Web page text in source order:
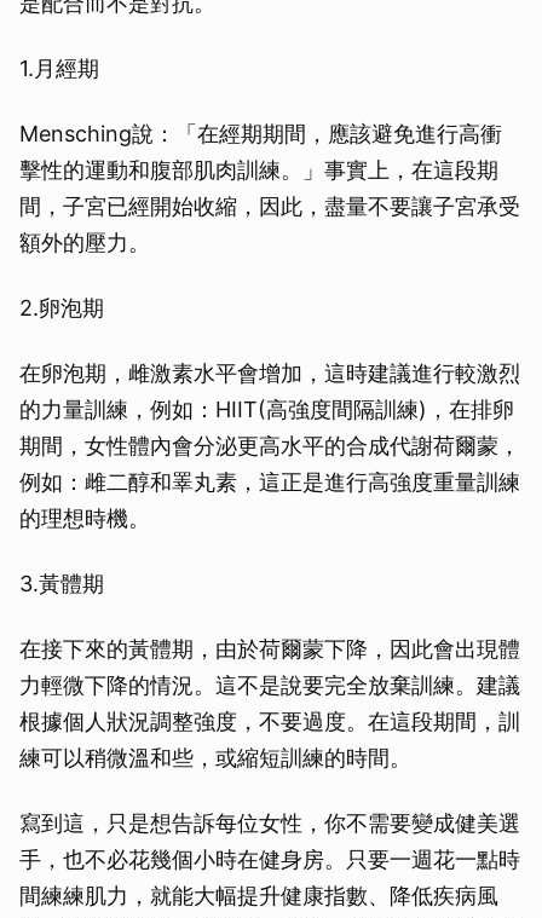
1.月經期
Mensching說：「在經期期間，應該避免進行高衝
擊性的運動和腹部肌肉訓練。」事實上，在這段期
間，子宮已經開始收縮，因此，盡量不要讓子宮承受
額外的壓力。
2.卵泡期
在卵泡期，雌激素水平會增加，這時建議進行較激烈
的力量訓練，例如：HIIT(高強度間隔訓練)，在排卵
期間，女性體內會分泌更高水平的合成代謝荷爾蒙，
例如：雌二醇和睪丸素，這正是進行高強度重量訓練
的理想時機。
3.黃體期
在接下來的黃體期，由於荷爾蒙下降，因此會出現體
力輕微下降的情況。這不是說要完全放棄訓練。建議
根據個人狀況調整強度，不要過度。在這段期間，訓
練可以稍微溫和些，或縮短訓練的時間。
寫到這，只是想告訴每位女性，你不需要變成健美選
手，也不必花幾個小時在健身房。只要一週花一點時
間練練肌力，就能大幅提升健康指數、降低疾病風